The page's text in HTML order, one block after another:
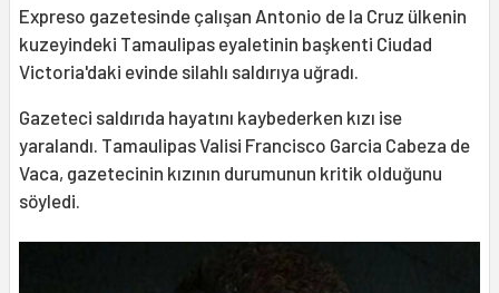
Expreso gazetesinde çalışan Antonio de la Cruz ülkenin
kuzeyindeki Tamaulipas eyaletinin başkenti Ciudad
Victoria'daki evinde silahlı saldırıya uğradı.
Gazeteci saldırıda hayatını kaybederken kızı ise
yaralandı. Tamaulipas Valisi Francisco Garcia Cabeza de
Vaca, gazetecinin kızının durumunun kritik olduğunu
söyledi.